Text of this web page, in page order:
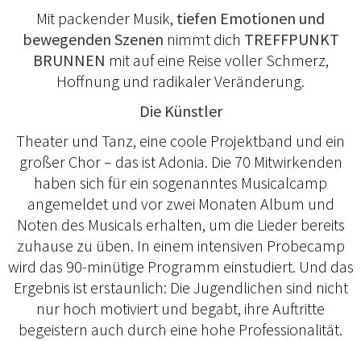
Mit packender Musik, tiefen Emotionen und
bewegenden Szenen nimmt dich TREFFPUNKT
BRUNNEN mit auf eine Reise voller Schmerz,
Hoffnung und radikaler Veränderung.
Die Künstler
Theater und Tanz, eine coole Projektband und ein
großer Chor – das ist Adonia. Die 70 Mitwirkenden
haben sich für ein sogenanntes Musicalcamp
angemeldet und vor zwei Monaten Album und
Noten des Musicals erhalten, um die Lieder bereits
zuhause zu üben. In einem intensiven Probecamp
wird das 90-minütige Programm einstudiert. Und das
Ergebnis ist erstaunlich: Die Jugendlichen sind nicht
nur hoch motiviert und begabt, ihre Auftritte
begeistern auch durch eine hohe Professionalität.